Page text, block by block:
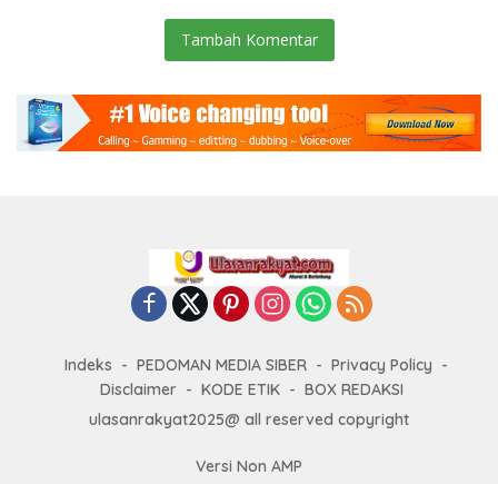
Tambah Komentar
Indeks PEDOMAN MEDIA SIBER
Privacy Policy
Disclaimer
KODE ETIK
BOX REDAKSI
ulasanrakyat2025@ all reserved copyright
Versi Non AMP